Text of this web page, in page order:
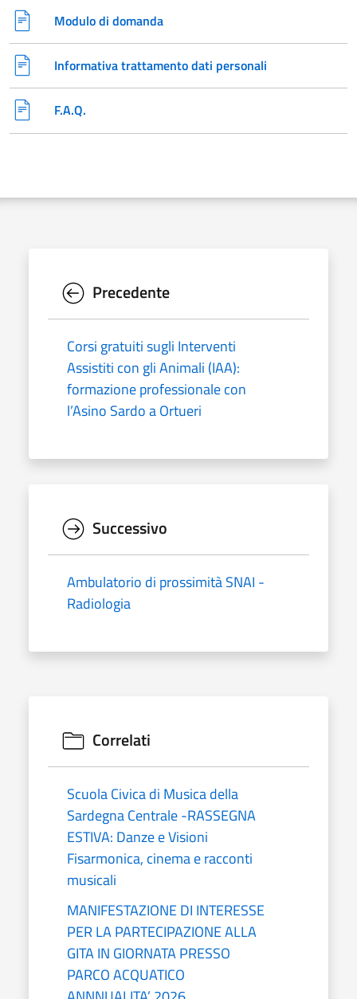
Modulo di domanda
Informativa trattamento dati personali
F.A.Q.
Precedente
Corsi gratuiti sugli Interventi
Assistiti con gli Animali (IAA):
formazione professionale con
l’Asino Sardo a Ortueri
Successivo
Ambulatorio di prossimità SNAI -
Radiologia
Correlati
Scuola Civica di Musica della
Sardegna Centrale -RASSEGNA
ESTIVA: Danze e Visioni
Fisarmonica, cinema e racconti
musicali
MANIFESTAZIONE DI INTERESSE
PER LA PARTECIPAZIONE ALLA
GITA IN GIORNATA PRESSO
PARCO ACQUATICO